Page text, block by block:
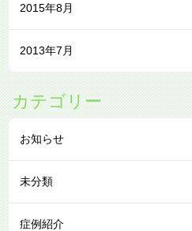
2015年8月
2013年7月
カテゴリー
お知らせ
未分類
症例紹介